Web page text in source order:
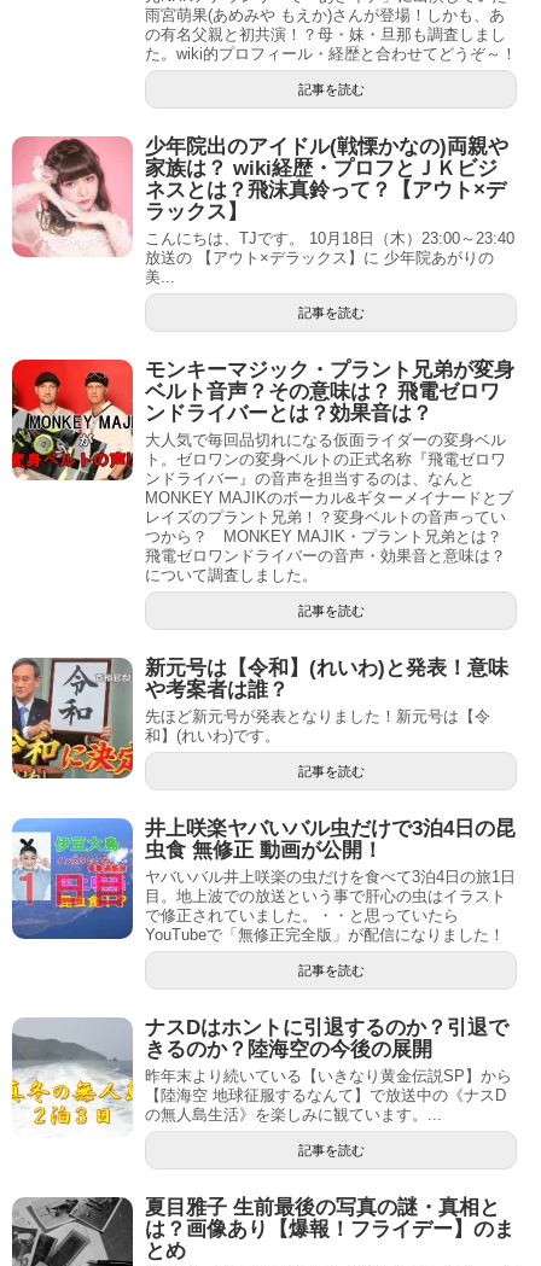
雨宮萌果(あめみや もえか)さんが登場！しかも、あ
の有名父親と初共演！？母・妹・旦那も調査しまし
た。wiki的プロフィール・経歴と合わせてどうぞ～！
記事を読む
少年院出のアイドル(戦慄かなの)両親や
家族は？ wiki経歴・プロフとＪＫビジ
ネスとは？飛沫真鈴って？【アウト×デ
ラックス】
こんにちは、TJです。 10月18日（木）23:00～23:40
放送の 【アウト×デラックス】に 少年院あがりの
美...
記事を読む
モンキーマジック・プラント兄弟が変身
ベルト音声？その意味は？ 飛電ゼロワ
ンドライバーとは？効果音は？
大人気で毎回品切れになる仮面ライダーの変身ベル
ト。ゼロワンの変身ベルトの正式名称『飛電ゼロワ
ンドライバー』の音声を担当するのは、なんと
MONKEY MAJIKのボーカル&ギターメイナードとブ
レイズのプラント兄弟！？変身ベルトの音声ってい
つから？ MONKEY MAJIK・プラント兄弟とは？
飛電ゼロワンドライバーの音声・効果音と意味は？
について調査しました。
記事を読む
新元号は【令和】(れいわ)と発表！意味
や考案者は誰？
先ほど新元号が発表となりました！新元号は【令
和】(れいわ)です。
記事を読む
井上咲楽ヤバいバル虫だけで3泊4日の昆
虫食 無修正 動画が公開！
ヤバいバル井上咲楽の虫だけを食べて3泊4日の旅1日
目。地上波での放送という事で肝心の虫はイラスト
で修正されていました。・・と思っていたら
YouTubeで「無修正完全版」が配信になりました！
記事を読む
ナスDはホントに引退するのか？引退で
きるのか？陸海空の今後の展開
昨年末より続いている【いきなり黄金伝説SP】から
【陸海空 地球征服するなんて】で放送中の《ナスD
の無人島生活》を楽しみに観ています。...
記事を読む
夏目雅子 生前最後の写真の謎・真相と
は？画像あり【爆報！フライデー】のま
とめ